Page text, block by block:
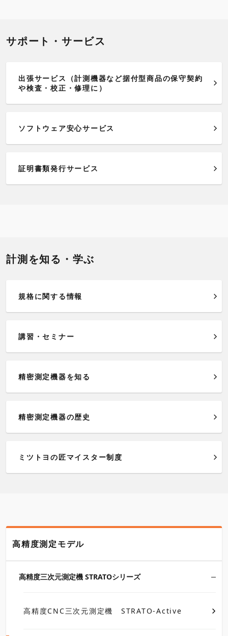
サポート・サービス
出張サービス（計測機器など据付型商品の保守契約
や検査・校正・修理に）
ソフトウェア安心サービス
証明書類発行サービス
計測を知る・学ぶ
規格に関する情報
講習・セミナー
精密測定機器を知る
精密測定機器の歴史
ミツトヨの匠マイスター制度
高精度測定モデル
高精度三次元測定機 STRATOシリーズ
高精度CNC三次元測定機 STRATO-Active